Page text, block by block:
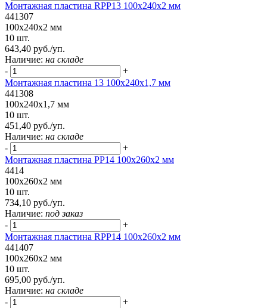
Монтажная пластина RPP13 100x240x2 мм
441307
100x240x2 мм
10 шт.
643,40 руб./уп.
Наличие: на складе
-
+
Монтажная пластина 13 100x240x1,7 мм
441308
100x240x1,7 мм
10 шт.
451,40 руб./уп.
Наличие: на складе
-
+
Монтажная пластина PP14 100x260x2 мм
4414
100x260x2 мм
10 шт.
734,10 руб./уп.
Наличие: под заказ
-
+
Монтажная пластина RPP14 100x260x2 мм
441407
100x260x2 мм
10 шт.
695,00 руб./уп.
Наличие: на складе
-
+